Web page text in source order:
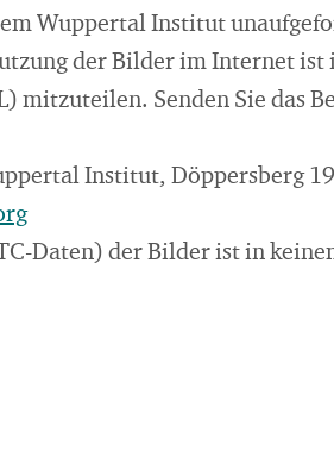
Wuppertal Institut
der Bilder im Internet ist
mitzuteilen. Senden Sie das
Institut, Döppersberg
Daten) der Bilder ist in